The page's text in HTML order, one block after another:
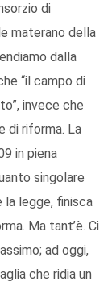
di
materano della
dalla
“il campo di
invece che
di riforma. La
in piena
singolare
la legge, finisca
Ma tant’è. Ci
ad oggi,
che ridia un